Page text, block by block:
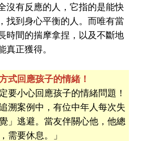
沒有反應的人，它指的是能快
找到身心平衡的人。而唯有當
時間的揣摩拿捏，以及不斷地
真正獲得。
式回應孩子的情緒！
要小心回應孩子的情緒問題！
溯案例中，有位中年人每次失
」逃避。當友伴關心他，他總
需要休息。」